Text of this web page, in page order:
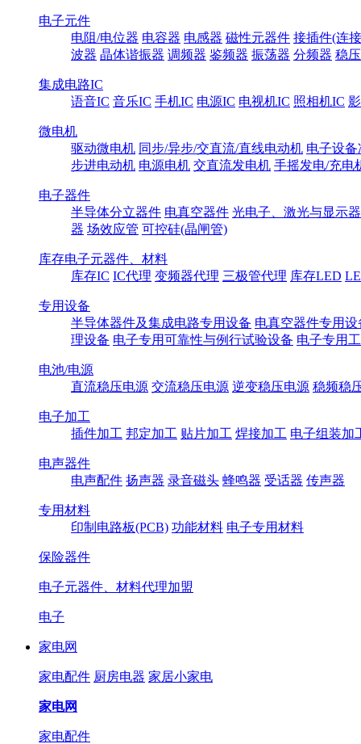
电子元件
电阻/电位器 电容器 电感器 磁性元器件 接插件(连
波器 晶体谐振器 调频器 鉴频器 振荡器 分频器 稳
集成电路IC
语音IC 音乐IC 手机IC 电源IC 电视机IC 照相机IC
微电机
驱动微电机 同步/异步/交直流/直线电动机 电子设
步进电动机 电源电机 交直流发电机 手摇发电/充电
电子器件
半导体分立器件 电真空器件 光电子、激光与显示
器 场效应管 可控硅(晶闸管)
库存电子元器件、材料
库存IC IC代理 变频器代理 三极管代理 库存LED
专用设备
半导体器件及集成电路专用设备 电真空器件专用设
理设备 电子专用可靠性与例行试验设备 电子专用
电池/电源
直流稳压电源 交流稳压电源 逆变稳压电源 稳频稳
电子加工
插件加工 邦定加工 贴片加工 焊接加工 电子组装加
电声器件
电声配件 扬声器 录音磁头 蜂鸣器 受话器 传声器
专用材料
印制电路板(PCB) 功能材料 电子专用材料
保险器件
电子元器件、材料代理加盟
电子
家电网
家电配件 厨房电器 家居小家电
家电网
家电配件